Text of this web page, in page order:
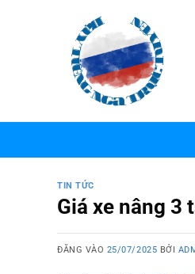
TIN TỨC
Giá xe nâng 3
ĐĂNG VÀO 25/07/2025 BỞI